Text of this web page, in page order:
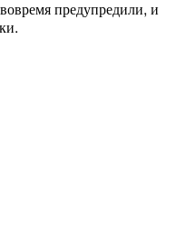
предупредили, и